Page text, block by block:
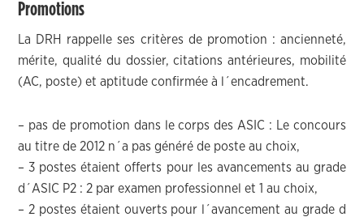
Promotions
La DRH rappelle ses critères de promotion : ancienneté,
mérite, qualité du dossier, citations antérieures, mobilité
(AC, poste) et aptitude confirmée à l´encadrement.
– pas de promotion dans le corps des ASIC : Le concours
au titre de 2012 n´a pas généré de poste au choix,
– 3 postes étaient offerts pour les avancements au grade
d´ASIC P2 : 2 par examen professionnel et 1 au choix,
– 2 postes étaient ouverts pour l´avancement au grade d